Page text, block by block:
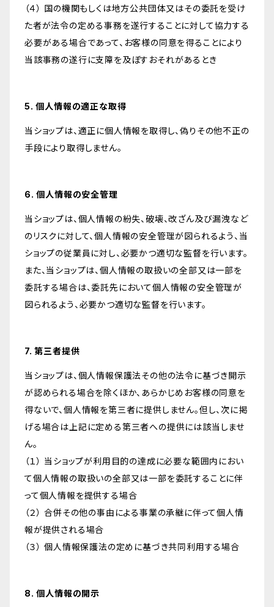
（４） 国の機関もしくは地方公共団体又はその委託を受け
た者が法令の定める事務を遂行することに対して協力する
必要がある場合であって、お客様の同意を得ることにより
当該事務の遂行に支障を及ぼすおそれがあるとき
5. 個人情報の適正な取得
当ショップは、適正に個人情報を取得し、偽りその他不正の
手段により取得しません。
6. 個人情報の安全管理
当ショップは、個人情報の紛失、破壊、改ざん及び漏洩など
のリスクに対して、個人情報の安全管理が図られるよう、当
ショップの従業員に対し、必要かつ適切な監督を行います。
また、当ショップは、個人情報の取扱いの全部又は一部を
委託する場合は、委託先において個人情報の安全管理が
図られるよう、必要かつ適切な監督を行います。
7. 第三者提供
当ショップは、個人情報保護法その他の法令に基づき開示
が認められる場合を除くほか、あらかじめお客様の同意を
得ないで、個人情報を第三者に提供しません。但し、次に掲
げる場合は上記に定める第三者への提供には該当しませ
ん。
（１） 当ショップが利用目的の達成に必要な範囲内におい
て個人情報の取扱いの全部又は一部を委託することに伴
って個人情報を提供する場合
（２） 合併その他の事由による事業の承継に伴って個人情
報が提供される場合
（３） 個人情報保護法の定めに基づき共同利用する場合
8. 個人情報の開示